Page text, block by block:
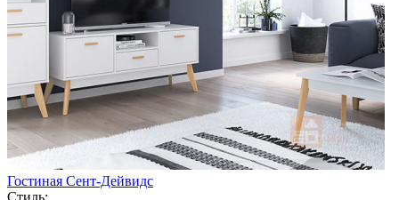
Гостиная Сент-Дейвидс
Стиль: